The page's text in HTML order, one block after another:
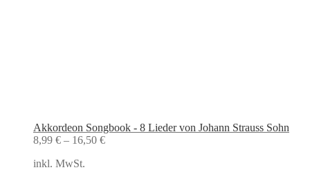
Akkordeon Songbook - 8 Lieder von Johann Strauss Sohn
8,99 € – 16,50 €
inkl. MwSt.